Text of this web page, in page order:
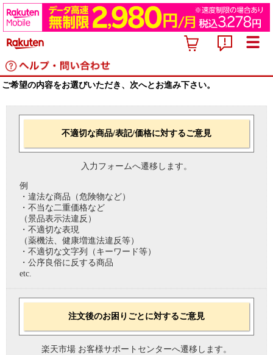
ご希望の内容をお選びいただき、次へとお進み下さい。
不適切な商品/表記/価格に対するご意見
入力フォームへ遷移します。
例
・違法な商品（危険物など）
・不当な二重価格など
（景品表示法違反）
・不適切な表現
（薬機法、健康増進法違反等）
・不適切な文字列（キーワード等）
・公序良俗に反する商品
etc.
注文後のお困りごとに対するご意見
楽天市場 お客様サポートセンターへ遷移します。